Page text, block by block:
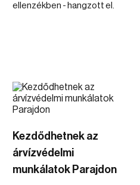
ellenzékben - hangzott el.
Kezdődhetnek az
árvízvédelmi
munkálatok Parajdon